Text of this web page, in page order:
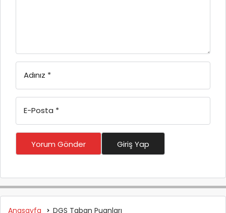
Adınız *
E-Posta *
Yorum Gönder Giriş Yap
Anasayfa DGS Taban Puanları